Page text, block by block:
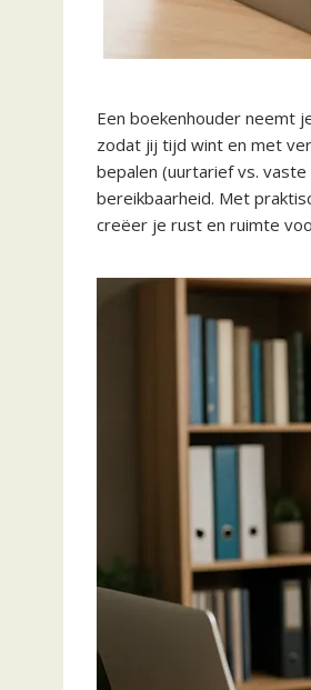
Een boekenhouder neemt
zodat jij tijd wint en met
bepalen (uurtarief vs.
bereikbaarheid. Met
creëer je rust en ruimte